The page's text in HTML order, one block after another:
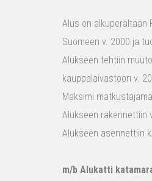
Alus on alkuperältään
Suomeen v. 2000 ja
Alukseen tehtiin
kauppalaivastoon v.
Maksimi
Alukseen rakennettiin
Alukseen asennettiin
m/b Alukatti